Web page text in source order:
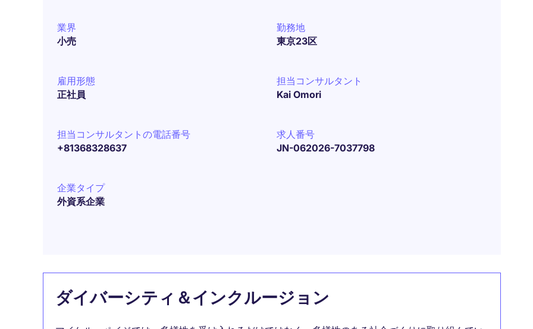
業界
小売
勤務地
東京23区
雇用形態
正社員
担当コンサルタント
Kai Omori
担当コンサルタントの電話番号
+81368328637
求人番号
JN-062026-7037798
企業タイプ
外資系企業
ダイバーシティ＆インクルージョン